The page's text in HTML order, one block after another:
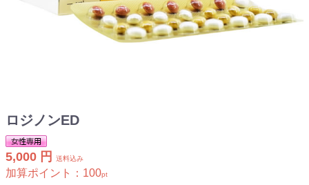
ロジノンED
5,000 円 送料込み
加算ポイント： 100pt